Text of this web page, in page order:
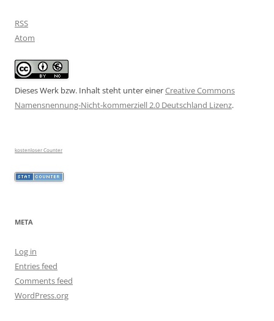
RSS
Atom
Dieses Werk bzw. Inhalt steht unter einerCreative Commons
Namensnennung-Nicht-kommerziell 2.0 Deutschland Lizenz.
kostenloser Counter
META
Log in
Entries feed
Comments feed
WordPress.org